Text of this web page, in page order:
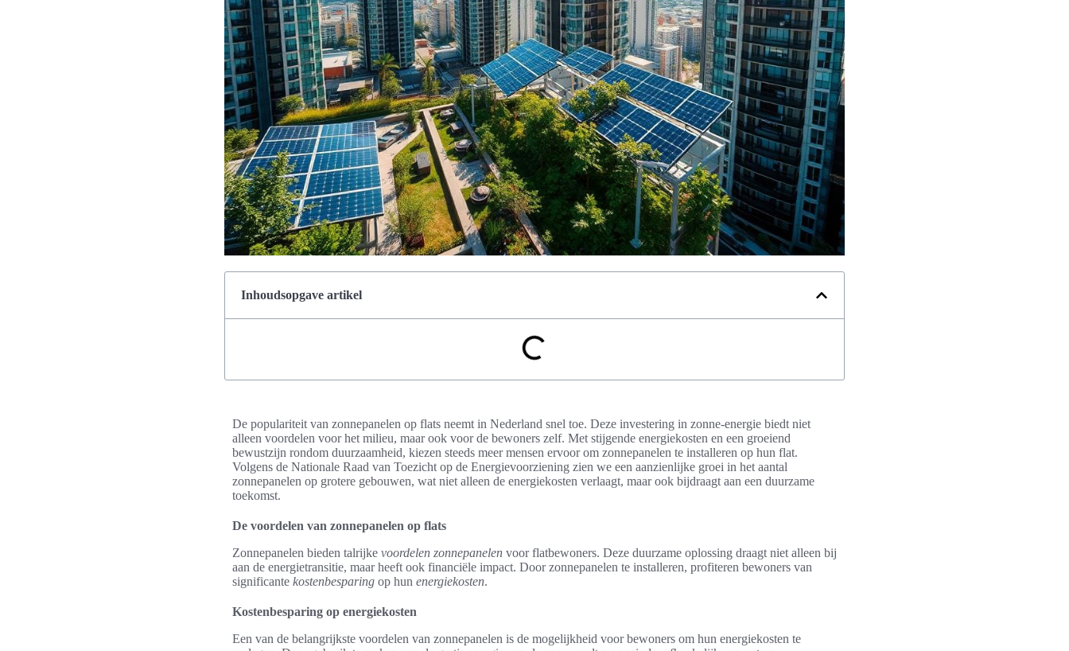
Inhoudsopgave artikel
De populariteit van zonnepanelen op flats neemt in Nederland snel toe. Deze investering in zonne-energie biedt niet
alleen voordelen voor het milieu, maar ook voor de bewoners zelf. Met stijgende energiekosten en een groeiend
bewustzijn rondom duurzaamheid, kiezen steeds meer mensen ervoor om zonnepanelen te installeren op hun flat.
Volgens de Nationale Raad van Toezicht op de Energievoorziening zien we een aanzienlijke groei in het aantal
zonnepanelen op grotere gebouwen, wat niet alleen de energiekosten verlaagt, maar ook bijdraagt aan een duurzame
toekomst.
De voordelen van zonnepanelen op flats
Zonnepanelen bieden talrijke voordelen zonnepanelen voor flatbewoners. Deze duurzame oplossing draagt niet alleen bij
aan de energietransitie, maar heeft ook financiële impact. Door zonnepanelen te installeren, profiteren bewoners van
significante kostenbesparing op hun energiekosten.
Kostenbesparing op energiekosten
Een van de belangrijkste voordelen van zonnepanelen is de mogelijkheid voor bewoners om hun energiekosten te